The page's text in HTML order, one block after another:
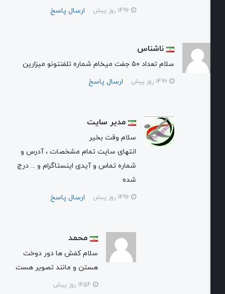
ارسال پاسخ
ناشناس
سلام تعداد ۵۰ جفت میخام شماره تلفنتونو میزارین
ارسال پاسخ
مدیر سایت
سلام وقت بخیر
انتهای سایت تمام مشخصات ، آدرس و
شماره تماس و آیدی اینستاگرام و ... درج
ارسال پاسخ
محمد
سلام کفش ها دور دوخت
هستن و مانند تصویر هست